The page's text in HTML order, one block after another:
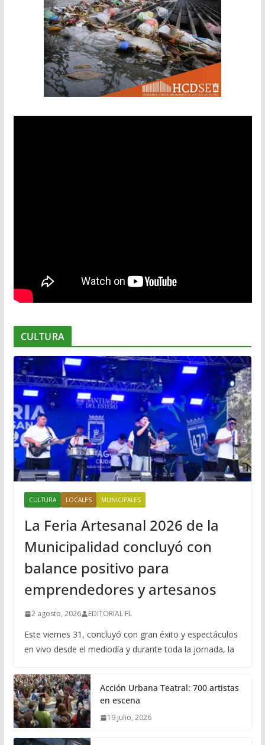
CULTURA
CULTURA LOCALES MUNICIPALES
La Feria Artesanal 2026 de la
Municipalidad concluyó con
balance positivo para
emprendedores y artesanos
2 agosto, 2026 EDITORIAL FL
Este viernes 31, concluyó con gran éxito y espectáculos
en vivo desde el mediodía y durante toda la jornada, la
Acción Urbana Teatral: 700 artistas
en escena
19 julio, 2026